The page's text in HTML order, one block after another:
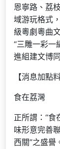
恩寧路、荔
域游玩格式
級粵劇粵曲
“三雕一彩一
進組建文博
【消息加點
食在荔灣
正所謂：“食
味形意完善
西關”之盛譽